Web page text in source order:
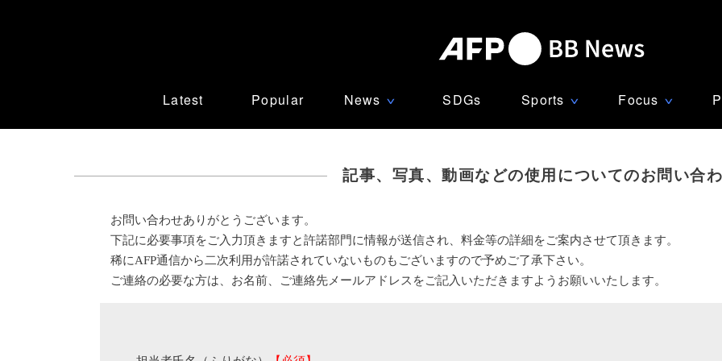
Latest Popular News ∨ SDGs Sports ∨ Focus ∨
記事、写真、動画などの使用についてのお問い合
お問い合わせありがとうございます。
下記に必要事項をご入力頂きますと許諾部門に情報が送信され、料金等の詳細をご案内させて頂きます。
稀にAFP通信から二次利用が許諾されていないものもございますので予めご了承下さい。
ご連絡の必要な方は、お名前、ご連絡先メールアドレスをご記入いただきますようお願いいたします。